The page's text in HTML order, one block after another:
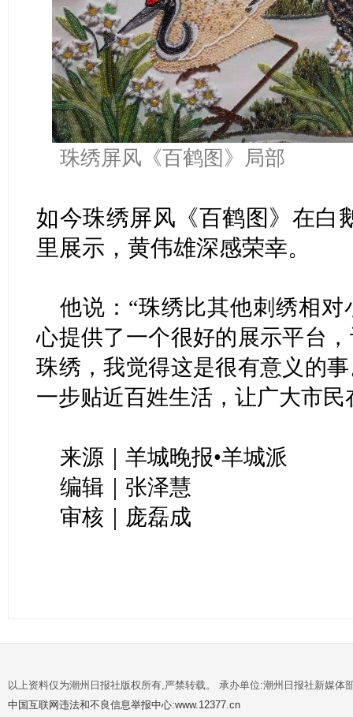
珠绣屏风《百鹤图》局部
如今珠绣屏风《百鹤图》在白
里展示，黄伟雄深感荣幸。
他说：“珠绣比其他刺绣相
心提供了一个很好的展示平台
珠绣，我觉得这是很有意义的
一步贴近百姓生活，让广大市
来源｜羊城晚报•羊城派
编辑｜张泽慧
审核｜庞磊成
以上资料仅为潮州日报社版权所有,严禁转载。 承办单位:潮州日报社新媒体
中国互联网违法和不良信息举报中心:www.12377.cn